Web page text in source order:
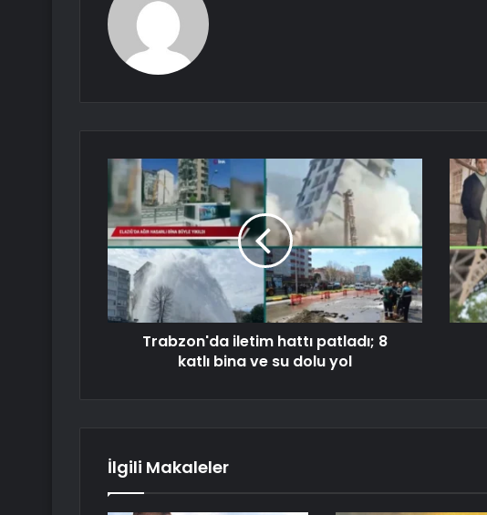
Trabzon'da iletim hattı patladı; 8
katlı bina ve su dolu yol
İlgili Makaleler